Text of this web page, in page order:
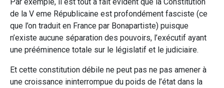
de la V eme Républicaine est profondément fasciste (ce
que l’on traduit en France par Bonapartiste) puisque
n’existe aucune séparation des pouvoirs, l’exécutif ayant
une prééminence totale sur le législatif et le judiciaire.
Et cette constitution débile ne peut pas ne pas amener à
une croissance ininterrompue du poids de l’état dans la